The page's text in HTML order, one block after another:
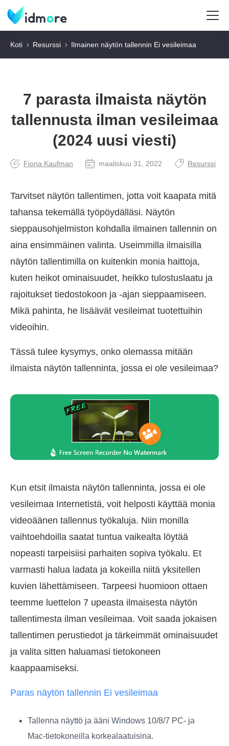
Koti Resurssi Ilmainen näytön tallennin Ei vesileimaa
7 parasta ilmaista näytön
tallennusta ilman vesileimaa
(2024 uusi viesti)
Fiona Kaufman maaliskuu 31, 2022 Resurssi
Tarvitset näytön tallentimen, jotta voit kaapata mitä
tahansa tekemällä työpöydälläsi. Näytön
sieppausohjelmiston kohdalla ilmainen tallennin on
aina ensimmäinen valinta. Useimmilla ilmaisilla
näytön tallentimilla on kuitenkin monia haittoja,
kuten heikot ominaisuudet, heikko tulostuslaatu ja
rajoitukset tiedostokoon ja -ajan sieppaamiseen.
Mikä pahinta, he lisäävät vesileimat tuotettuihin
videoihin.
Tässä tulee kysymys, onko olemassa mitään
ilmaista näytön tallenninta, jossa ei ole vesileimaa?
Kun etsit ilmaista näytön tallenninta, jossa ei ole
vesileimaa Internetistä, voit helposti käyttää monia
videoäänen tallennus työkaluja. Niin monilla
vaihtoehdoilla saatat tuntua vaikealta löytää
nopeasti tarpeisiisi parhaiten sopiva työkalu. Et
varmasti halua ladata ja kokeilla niitä yksitellen
kuvien lähettämiseen. Tarpeesi huomioon ottaen
teemme luettelon 7 upeasta ilmaisesta näytön
tallentimesta ilman vesileimaa. Voit saada jokaisen
tallentimen perustiedot ja tärkeimmät ominaisuudet
ja valita sitten haluamasi tietokoneen
kaappaamiseksi.
Paras näytön tallennin Ei vesileimaa
Tallenna näyttö ja ääni Windows 10/8/7 PC- ja
Mac-tietokoneilla korkealaatuisina.